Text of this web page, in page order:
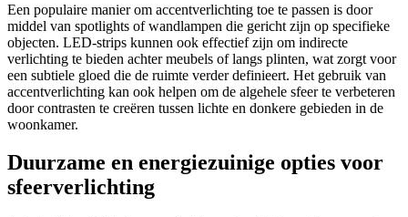
Een populaire manier om accentverlichting toe te passen is door
middel van spotlights of wandlampen die gericht zijn op specifieke
objecten. LED-strips kunnen ook effectief zijn om indirecte
verlichting te bieden achter meubels of langs plinten, wat zorgt voor
een subtiele gloed die de ruimte verder definieert. Het gebruik van
accentverlichting kan ook helpen om de algehele sfeer te verbeteren
door contrasten te creëren tussen lichte en donkere gebieden in de
woonkamer.
Duurzame en energiezuinige opties voor
sfeerverlichting